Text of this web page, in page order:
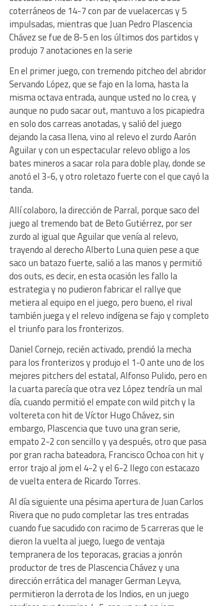
coterráneos de 14-7 con par de vuelacercas y 5
impulsadas, mientras que Juan Pedro Plascencia
Chávez se fue de 8-5 en los últimos dos partidos y
produjo 7 anotaciones en la serie
En el primer juego, con tremendo pitcheo del abridor
Servando López, que se fajo en la loma, hasta la
misma octava entrada, aunque usted no lo crea, y
aunque no pudo sacar out, mantuvo a los picapiedra
en solo dos carreas anotadas, y salió del juego
dejando la casa llena, vino al relevo el zurdo Aarón
Aguilar y con un espectacular relevo obligo a los
bates mineros a sacar rola para doble play, donde se
anotó el 3-6, y otro roletazo fuerte con el que cayó la
tanda.
Allí colaboro, la dirección de Parral, porque saco del
juego al tremendo bat de Beto Gutiérrez, por ser
zurdo al igual que Aguilar que venía al relevo,
trayendo al derecho Alberto Luna quien pese a que
saco un batazo fuerte, salió a las manos y permitió
dos outs, es decir, en esta ocasión les fallo la
estrategia y no pudieron fabricar el rallye que
metiera al equipo en el juego, pero bueno, el rival
también juega y el relevo indígena se fajo y completo
el triunfo para los fronterizos.
Daniel Cornejo, recién activado, prendió la mecha
para los fronterizos y produjo el 1-0 ante uno de los
mejores pitchers del estatal, Alfonso Pulido, pero en
la cuarta parecía que otra vez López tendría un mal
día, cuando permitió el empate con wild pitch y la
voltereta con hit de Víctor Hugo Chávez, sin
embargo, Plascencia que tuvo una gran serie,
empato 2-2 con sencillo y ya después, otro que pasa
por gran racha bateadora, Francisco Ochoa con hit y
error trajo al jom el 4-2 y el 6-2 llego con estacazo
de vuelta entera de Ricardo Torres.
Al día siguiente una pésima apertura de Juan Carlos
Rivera que no pudo completar las tres entradas
cuando fue sacudido con racimo de 5 carreras que le
dieron la vuelta al juego, luego de ventaja
tempranera de los teporacas, gracias a jonrón
productor de tres de Plascencia Chávez y una
dirección errática del manager German Leyva,
permitieron la derrota de los Indios, en un juego